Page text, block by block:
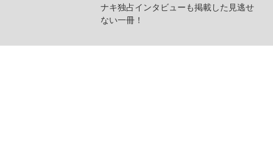
ナキ独占インタビューも掲載した見逃せ
ない一冊！